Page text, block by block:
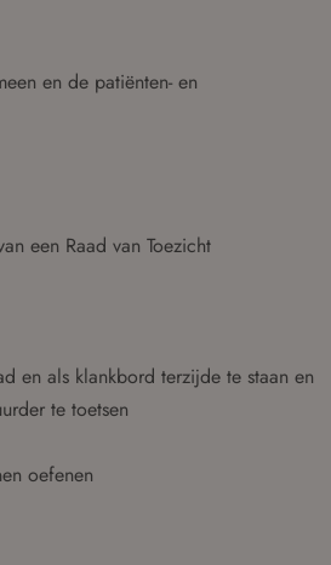
en de patiënten- en
een Raad van Toezicht
en als klankbord terzijde te staan en
te toetsen
oefenen